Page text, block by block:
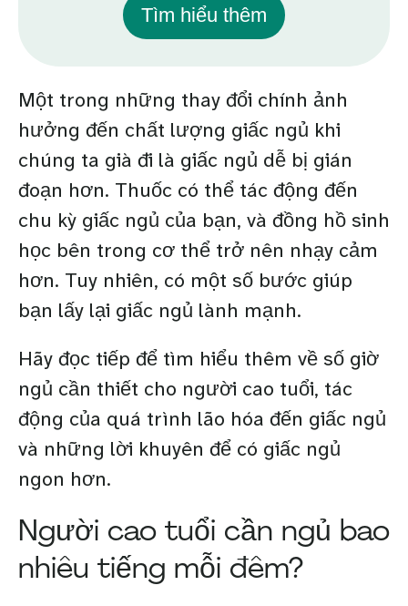
Tìm hiểu thêm
Một trong những thay đổi chính ảnh
hưởng đến chất lượng giấc ngủ khi
chúng ta già đi là giấc ngủ dễ bị gián
đoạn hơn. Thuốc có thể tác động đến
chu kỳ giấc ngủ của bạn, và đồng hồ sinh
học bên trong cơ thể trở nên nhạy cảm
hơn. Tuy nhiên, có một số bước giúp
bạn lấy lại giấc ngủ lành mạnh.
Hãy đọc tiếp để tìm hiểu thêm về số giờ
ngủ cần thiết cho người cao tuổi, tác
động của quá trình lão hóa đến giấc ngủ
và những lời khuyên để có giấc ngủ
ngon hơn.
Người cao tuổi cần ngủ bao
nhiêu tiếng mỗi đêm?